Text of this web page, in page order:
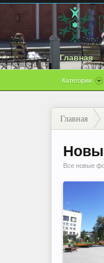
Главная
Категории
Главная
Все новые